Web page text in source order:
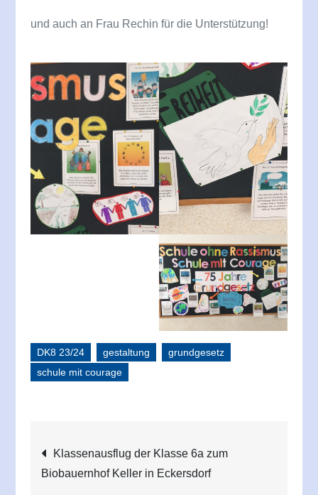
und auch an Frau Rechin für die Unterstützung!
DK8 23/24 gestaltung
grundgesetz
schule mit courage
Beitragsnavigation
Klassenausflug der Klasse 6a zum
Biobauernhof Keller in Eckersdorf